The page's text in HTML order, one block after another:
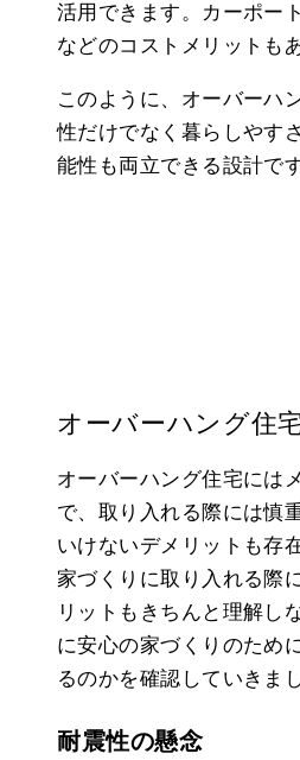
活用できます。カーポー
などのコストメリットも
このように、オーバーハ
性だけでなく暮らしやす
能性も両立できる設計です
オーバーハング住
オーバーハング住宅には
で、取り入れる際には慎
いけないデメリットも存
家づくりに取り入れる際
リットもきちんと理解し
に安心の家づくりのため
るのかを確認していきま
耐震性の懸念